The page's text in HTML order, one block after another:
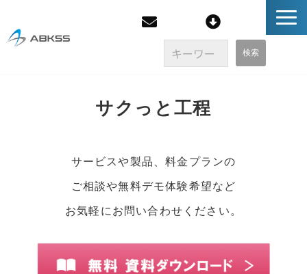
オンラインストア
イベント・セミナー
サクっと工程
サービスや製品、料金プランの
ご相談や無料デモ体験希望など
お気軽にお問い合わせください。